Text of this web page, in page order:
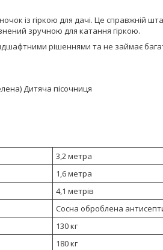
із гіркою для дачі. Це справжній
зручною для катання гіркою.
рішеннями та не займає
Дитяча пісочниця
3,2 метра
1,6 метра
4,1 метрів
Сосна оброблена
130 кг
180 кг